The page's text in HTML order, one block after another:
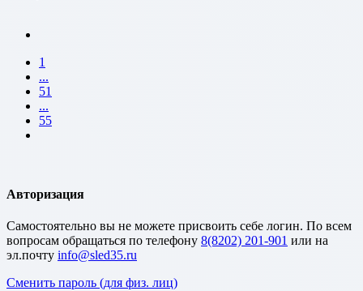
1
...
51
...
55
Авторизация
Cамостоятельно вы не можете присвоить себе логин. По всем
вопросам обращаться по телефону 8(8202) 201-901 или на
эл.почту
Сменить пароль (для физ. лиц)